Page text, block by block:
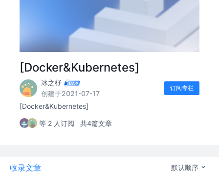
[Docker&Kubernetes]
冰之杍
创建于2021-07-17
订阅专栏
[Docker&Kubernetes]
等 2 人订阅 共4篇文章
收录文章 默认顺序